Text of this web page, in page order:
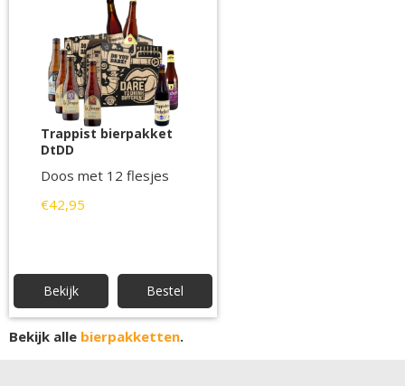
Trappist bierpakket
DtDD
Doos met 12 flesjes
€42,95
Bekijk Bestel
Bekijk alle bierpakketten.